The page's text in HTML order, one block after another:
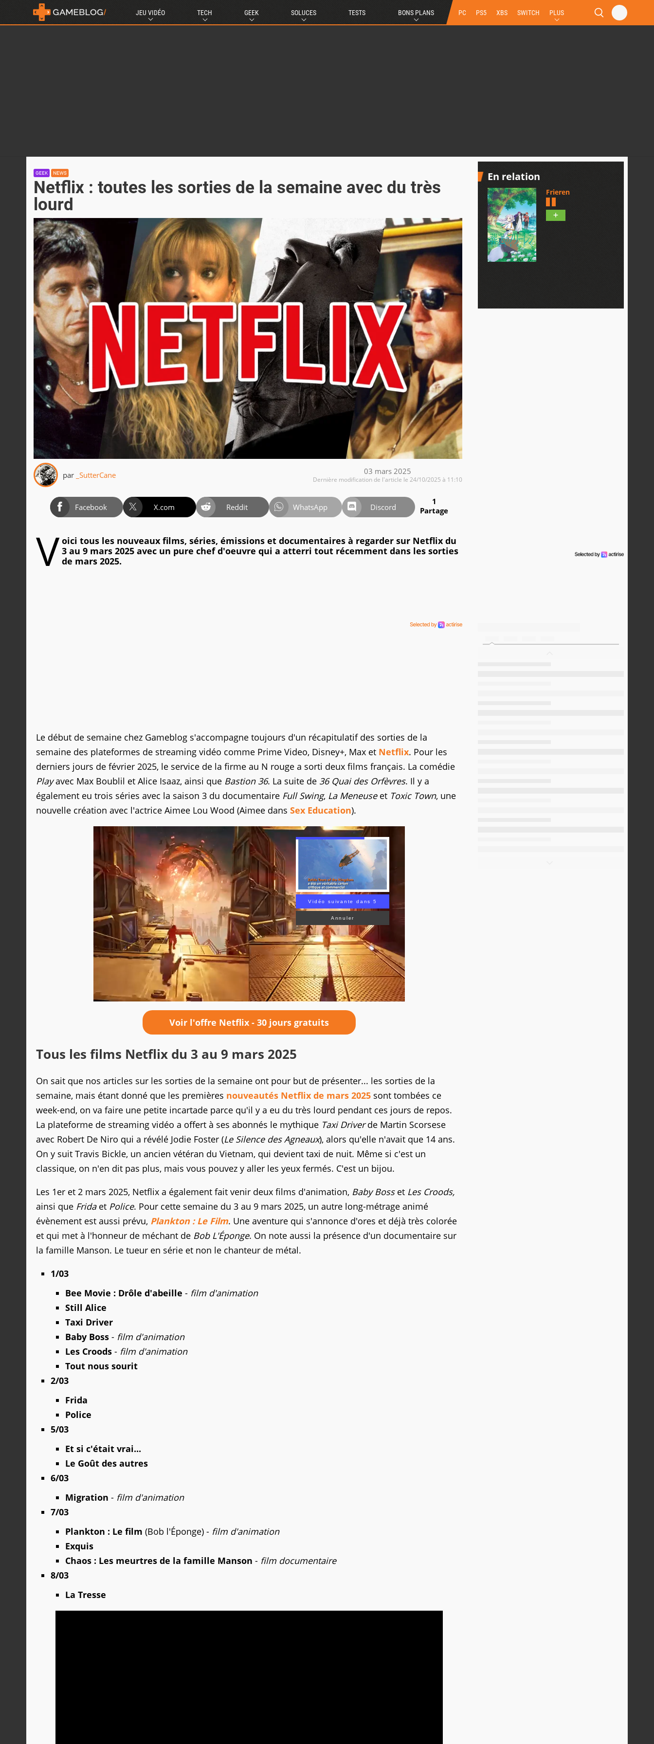
JEU VIDÉO TECH GEEK SOLUCES TESTS BONS PLANS PC PS5 XBS SWITCH PLUS
GEEK NEWS
Netflix : toutes les sorties de la semaine avec du très
lourd
par _SutterCane 03 mars 2025
Dernière modification de l'article le 24/10/2025 à 11:10
Facebook X.com Reddit WhatsApp Discord
1
Partage
V oici tous les nouveaux films, séries, émissions et documentaires à regarder sur Netflix du
3 au 9 mars 2025 avec un pure chef d'oeuvre qui a atterri tout récemment dans les sorties
de mars 2025.
Le début de semaine chez Gameblog s'accompagne toujours d'un récapitulatif des sorties de la
semaine des plateformes de streaming vidéo comme Prime Video, Disney+, Max et Netflix. Pour les
derniers jours de février 2025, le service de la firme au N rouge a sorti deux films français. La comédie
Playavec Max Boublil et Alice Isaaz, ainsi que Bastion 36. La suite de 36 Quai des Orfèvres. Il y a
également eu trois séries avec la saison 3 du documentaire Full Swing, La Meneuseet Toxic Town, une
nouvelle création avec l'actrice Aimee Lou Wood (Aimee dans Sex Education).
Vidéo suivante dans 3
Annuler
Voir l'offre Netflix - 30 jours gratuits
Tous les films Netflix du 3 au 9 mars 2025
On sait que nos articles sur les sorties de la semaine ont pour but de présenter... les sorties de la
semaine, mais étant donné que les premières nouveautés Netflix de mars 2025 sont tombées ce
week-end, on va faire une petite incartade parce qu'il y a eu du très lourd pendant ces jours de repos.
La plateforme de streaming vidéo a offert à ses abonnés le mythique Taxi Driverde Martin Scorsese
avec Robert De Niro qui a révélé Jodie Foster (Le Silence des Agneaux), alors qu'elle n'avait que 14 ans.
On y suit Travis Bickle, un ancien vétéran du Vietnam, qui devient taxi de nuit. Même si c'est un
classique, on n'en dit pas plus, mais vous pouvez y aller les yeux fermés. C'est un bijou.
Les 1er et 2 mars 2025, Netflix a également fait venir deux films d'animation, Baby Bosset Les Croods,
ainsi que Fridaet Police. Pour cette semaine du 3 au 9 mars 2025, un autre long-métrage animé
évènement est aussi prévu, Plankton : Le Film. Une aventure qui s'annonce d'ores et déjà très colorée
et qui met à l'honneur de méchant de Bob L'Éponge. On note aussi la présence d'un documentaire sur
la famille Manson. Le tueur en série et non le chanteur de métal.
1/03
Bee Movie : Drôle d'abeille - film d'animation
Still Alice
Taxi Driver
Baby Boss - film d'animation
Les Croods - film d'animation
Tout nous sourit
2/03
Frida
Police
5/03
Et si c'était vrai...
Le Goût des autres
6/03
Migration - film d'animation
7/03
Plankton : Le film (Bob l'Éponge) - film d'animation
Exquis
Chaos : Les meurtres de la famille Manson - film documentaire
8/03
La Tresse
En relation
Frieren